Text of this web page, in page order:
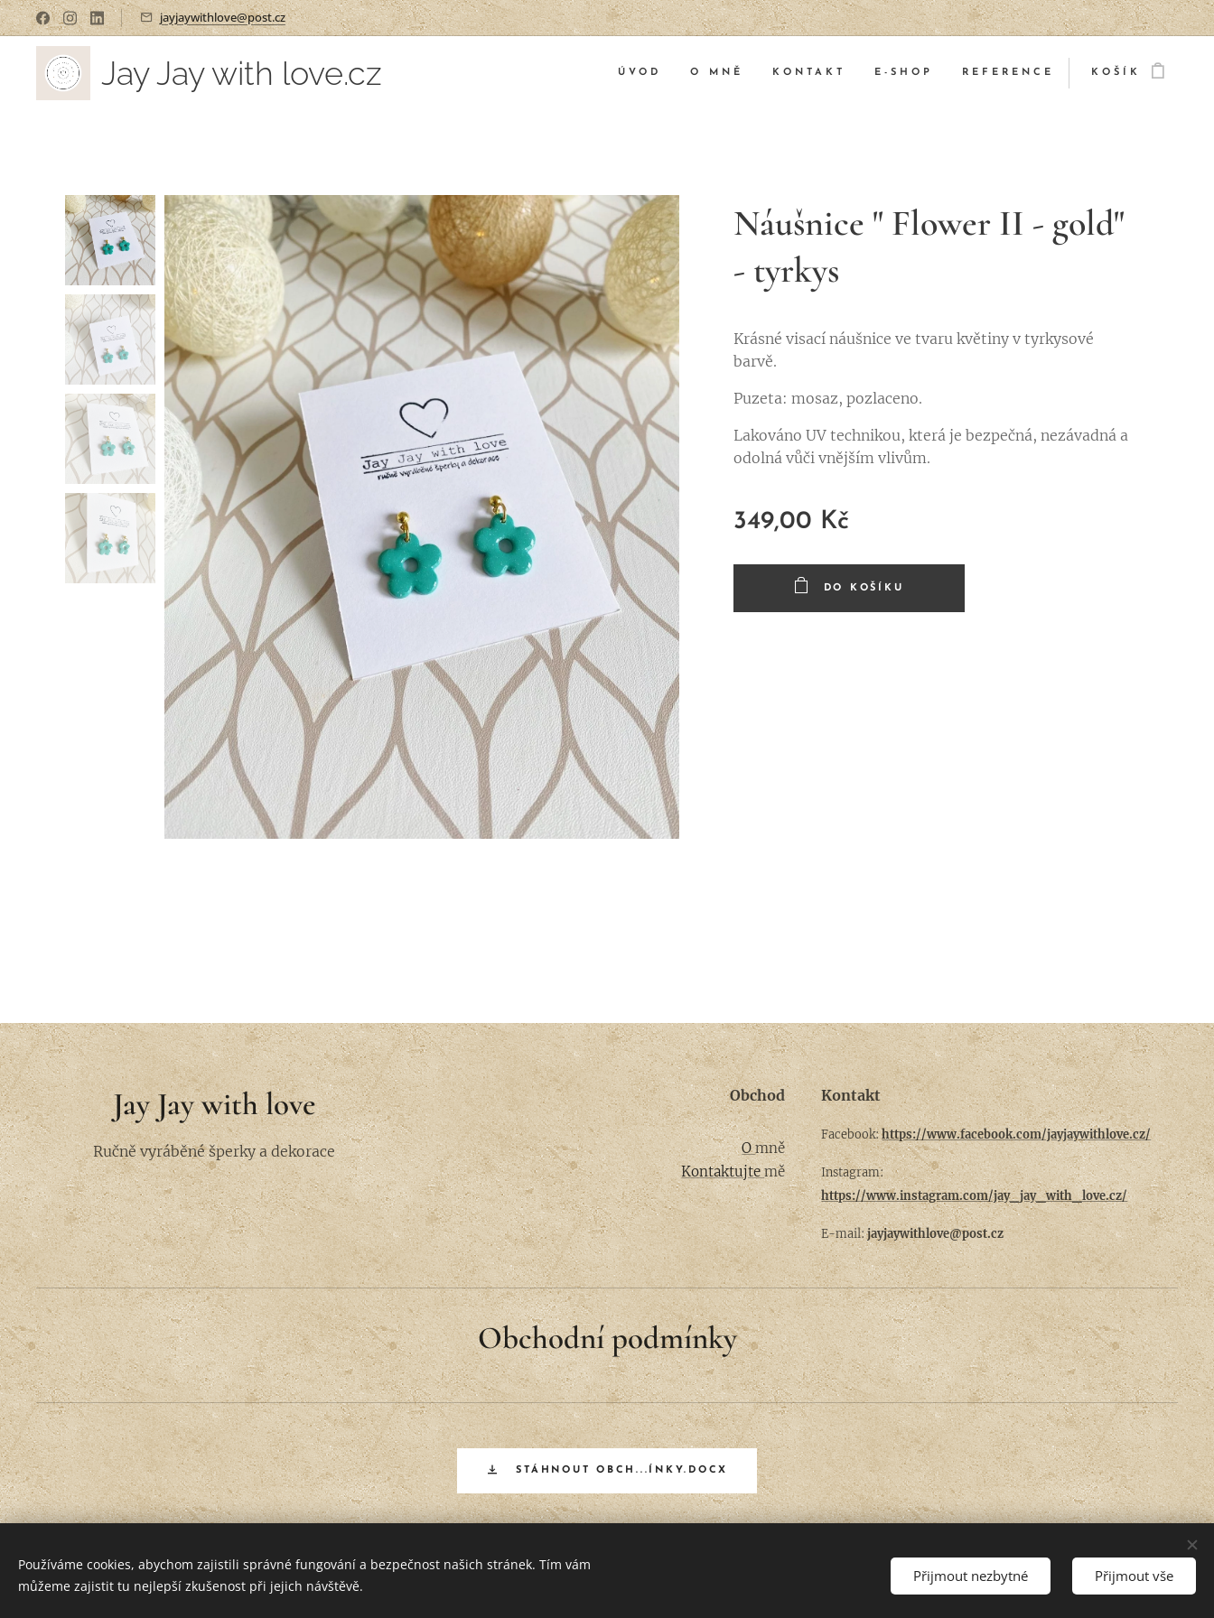
jayjaywithlove@post.cz
Jay Jay with love.cz ÚVOD O MNĚ KONTAKT E-SHOP REFERENCE KOŠÍK
Náušnice " Flower II - gold"
- tyrkys
Krásné visací náušnice ve tvaru květiny v tyrkysové
barvě.
Puzeta: mosaz, pozlaceno.
Lakováno UV technikou, která je bezpečná, nezávadná a
odolná vůči vnějším vlivům.
349,00 Kč
DO KOŠÍKU
Jay Jay with love
Ručně vyráběné šperky a dekorace
Obchod
Omně
Kontaktujtemě
Kontakt
Facebook:https://www.facebook.com/jayjaywithlove.cz/
Instagram:
https://www.instagram.com/jay_jay_with_love.cz/
E-mail:jayjaywithlove@post.cz
Obchodní podmínky
STÁHNOUT OBCH...ÍNKY.DOCX
Používáme cookies, abychom zajistili správné fungování a bezpečnost našich stránek. Tím vám
můžeme zajistit tu nejlepší zkušenost při jejich návštěvě.
Přijmout nezbytné Přijmout vše